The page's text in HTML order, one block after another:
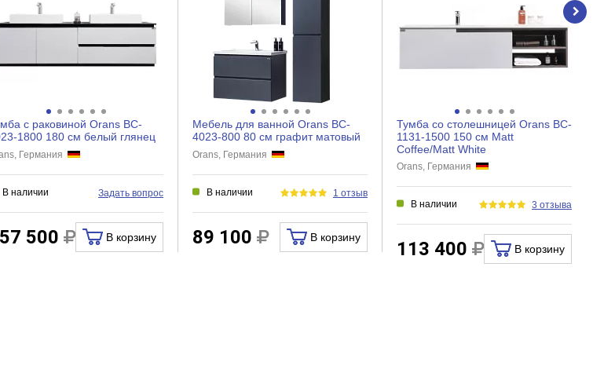
с раковиной Orans BC-
1800 180 см белый глянец
Германия
В наличии Задать вопрос
500 В корзину
Мебель для ванной Orans BC-
4023-800 80 см графит матовый
Orans, Германия
В наличии 1 отзыв
89 100 В корзину
Тумба со столешницей Orans BC-
1131-1500 150 см Matt
Coffee/Matt White
Orans, Германия
В наличии 3 отзыва
113 400 В корзину